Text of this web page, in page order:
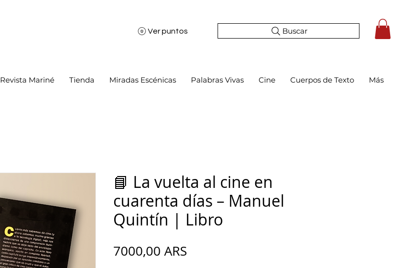
Ver puntos Buscar
Revista Mariné Tienda Miradas Escénicas Palabras Vivas Cine Cuerpos de Texto Más
📘 La vuelta al cine en
cuarenta días – Manuel
Quintín | Libro
7000,00 ARS